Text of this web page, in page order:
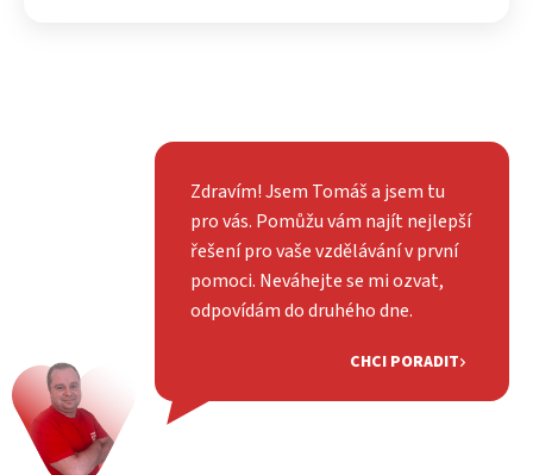
Zdravím! Jsem Tomáš a jsem tu
pro vás. Pomůžu vám najít nejlepší
řešení pro vaše vzdělávání v první
pomoci. Neváhejte se mi ozvat,
odpovídám do druhého dne.
CHCI PORADIT